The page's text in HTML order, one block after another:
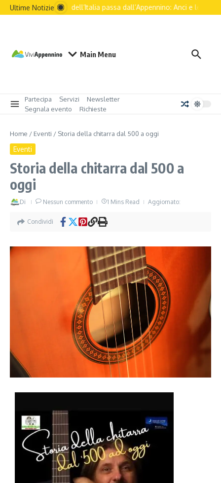
Ultime NotizieIl futuro dell’Italia passa dall’Appennino: Anci e le
Main Menu
Partecipa Servizi
Newsletter
Segnala evento
Richieste
Home / Eventi / Storia della chitarra dal 500 a oggi
Eventi
Storia della chitarra dal 500 a
oggi
Di Nessun commento 1 Mins Read Aggiornato:
Condividi